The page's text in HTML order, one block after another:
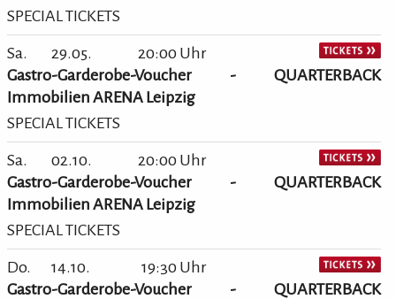
SPECIAL TICKETS
Sa. 29.05.
20:00 Uhr
Gastro-Garderobe-Voucher - QUARTERBACK
Immobilien ARENA Leipzig
SPECIAL TICKETS
Sa. 02.10.
20:00 Uhr
Gastro-Garderobe-Voucher - QUARTERBACK
Immobilien ARENA Leipzig
SPECIAL TICKETS
Do. 14.10.
19:30 Uhr
Gastro-Garderobe-Voucher - QUARTERBACK